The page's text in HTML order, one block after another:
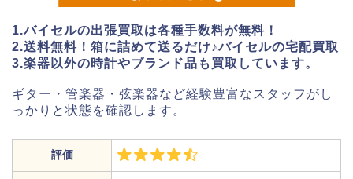
1.バイセルの出張買取は各種手数料が無料！
2.送料無料！箱に詰めて送るだけ♪バイセルの宅配買取
3.楽器以外の時計やブランド品も買取しています。
ギター・管楽器・弦楽器など経験豊富なスタッフがし
っかりと状態を確認します。
評価